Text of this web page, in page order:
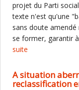
projet du Parti
texte n'est qu'une
sans doute
se former, garantir
suite
A situation
reclassification